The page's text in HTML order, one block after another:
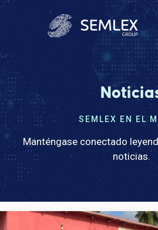
SEMLEX EN EL
Manténgase conectado
noticias.